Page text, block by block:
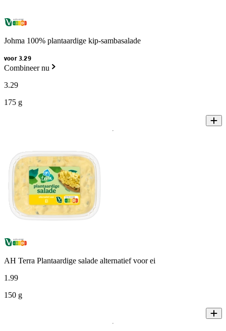
Johma 100% plantaardige kip-sambasalade
voor 3.29
Combineer nu
3.29
175 g
AH Terra Plantaardige salade alternatief voor ei
1 .99
150 g